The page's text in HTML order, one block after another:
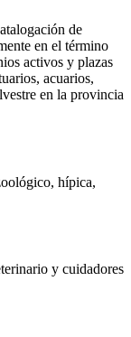
de
en el término
activos y plazas
acuarios,
en la provincia
hípica,
y cuidadores